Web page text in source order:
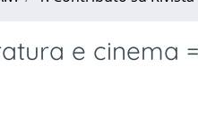
e cinema